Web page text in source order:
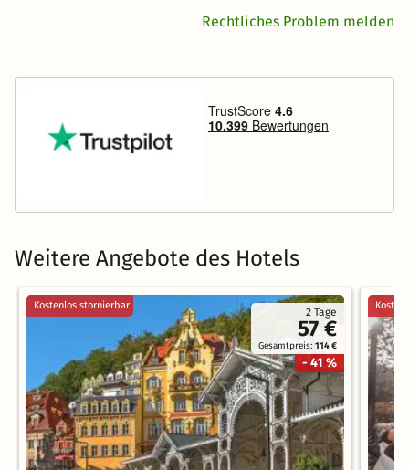
Rechtliches Problem melden
Weitere Angebote des Hotels
2 Tage
57 €
Gesamtpreis:114 €
- 41 %
Kostenlos stornierbar